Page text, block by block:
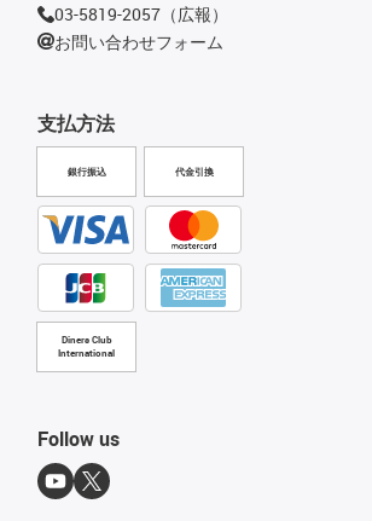
支払方法
銀行振込 代金引換
Diners Club
International
03-5819-2057（広報）
お問い合わせフォーム
Follow us